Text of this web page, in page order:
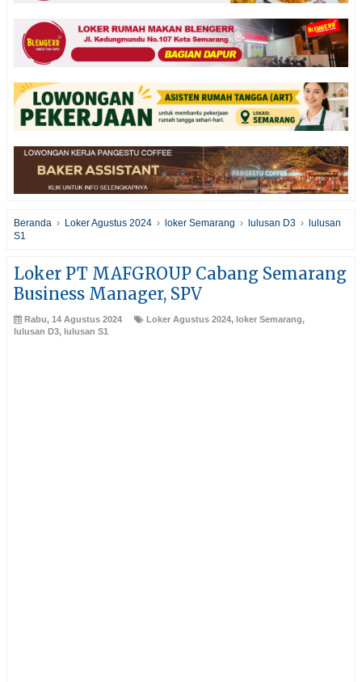
Beranda › Loker Agustus 2024 › loker Semarang › lulusan D3 ›
lulusan
S1
Loker PT MAFGROUP Cabang Semarang
Business Manager, SPV
Rabu, 14 Agustus 2024 Loker Agustus 2024, loker Semarang,
lulusan D3, lulusan S1